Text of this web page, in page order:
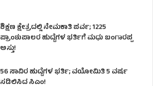
ಶಿಕ್ಷಣ ಕ್ಷೇತ್ರದಲ್ಲಿ ನೇಮಕಾತಿ ಪರ್ವ; 1225
ಪ್ರಾಂಶುಪಾಲರ ಹುದ್ದೆಗಳ ಭರ್ತಿಗೆ ಮಧು ಬಂಗಾರಪ್ಪ
ಅಸ್ತು!
56 ಸಾವಿರ ಹುದ್ದೆಗಳ ಭರ್ತಿ; ವಯೋಮಿತಿ 5 ವರ್ಷ
ಸಡಿಲಿಸಿದ ಸಿಎಂ!